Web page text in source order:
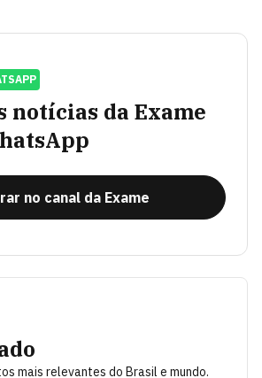
notícias da Exame
no canal da Exame
mais relevantes do Brasil e mundo.